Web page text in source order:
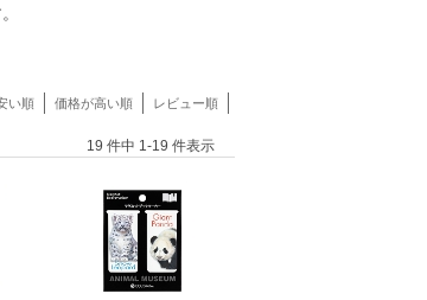
い順 価格が高い順 レビュー順
19 件中 1-19 件表示